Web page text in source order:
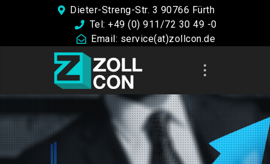
Dieter-Streng-Str. 3 90766 Fürth
Tel: +49 (0) 911/72 30 49 -0
Email: service(at)zollcon.de